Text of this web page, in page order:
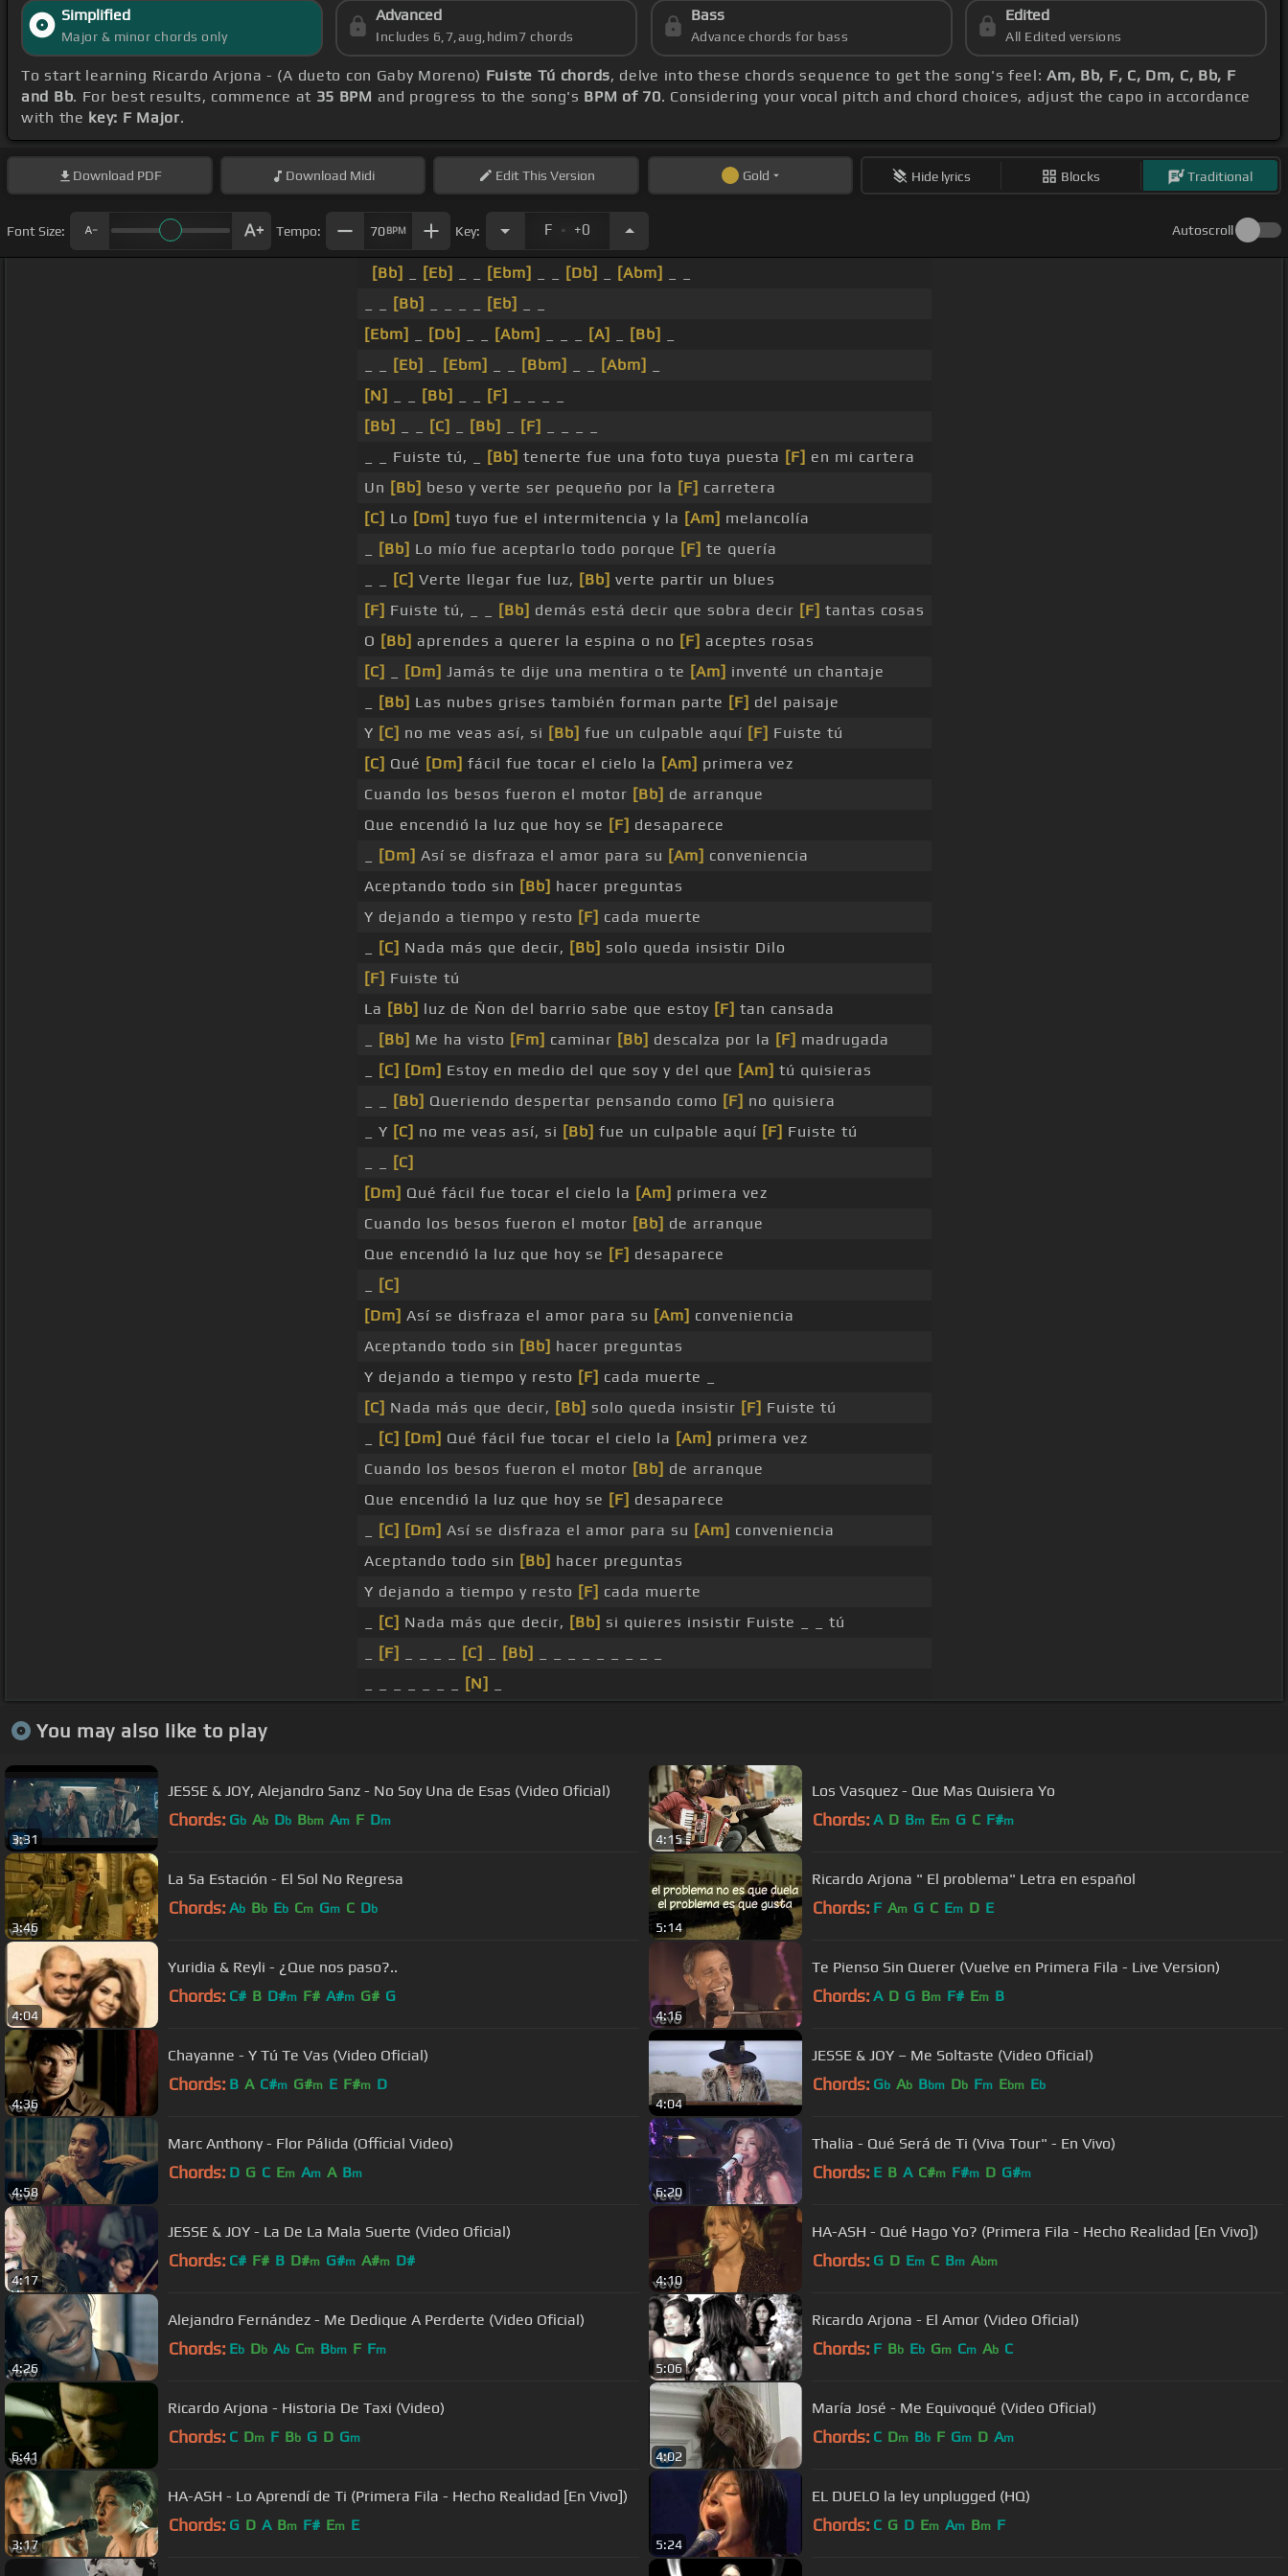
Simplified
Major & minor chords only
Advanced
Includes 6,7,aug,hdim7 chords
Bass
Advance chords for bass
Edited
All Edited versions
To start learning Ricardo Arjona - (A dueto con Gaby Moreno) Fuiste Tú chords, delve into these chords sequence to get the song's feel:Am, Bb, F, C, Dm, C, Bb, F
and Bb. For best results, commence at 35 BPM and progress to the song's BPM of 70. Considering your vocal pitch and chord choices, adjust the capo in accordance
with the key: F Major.
Download PDF Download Midi EditThis Version Gold Hide lyrics Blocks Traditional
Font Size: Tempo: 70BPM Key: F . +0 Autoscroll
[Bb] [Eb] [Ebm] [Db] [Abm]
[Bb] [Eb]
[Ebm]
[Db] [Abm] [A] [Bb]
[Eb] [Ebm] [Bbm] [Abm]
[N]
[Bb] [F]
[Bb]
[C] [Bb] [F]
_ _ Fuiste tú, _
[Bb] tenerte fue una foto tuya puesta [F] en mi cartera
Un [Bb] beso y verte ser pequeño por la [F] carretera
[C] Lo [Dm] tuyo fue el intermitencia y la [Am] melancolía
[Bb] Lo mío fue aceptarlo todo porque [F] te quería
[C] Verte llegar fue luz, [Bb] verte partir un blues
[F] Fuiste tú, _ _ [Bb] demás está decir que sobra decir [F] tantas cosas
O [Bb] aprendes a querer la espina o no [F] aceptes rosas
[C]
[Dm] Jamás te dije una mentira o te [Am] inventé un chantaje
[Bb] Las nubes grises también forman parte [F] del paisaje
Y [C] no me veas así, si [Bb] fue un culpable aquí [F] Fuiste tú
[C] Qué [Dm] fácil fue tocar el cielo la [Am] primera vez
Cuando los besos fueron el motor [Bb] de arranque
Que encendió la luz que hoy se [F] desaparece
[Dm] Así se disfraza el amor para su [Am] conveniencia
Aceptando todo sin [Bb] hacer preguntas
Y dejando a tiempo y resto [F] cada muerte
[C] Nada más que decir, [Bb] solo queda insistir Dilo
[F] Fuiste tú
La [Bb] luz de Ñon del barrio sabe que estoy [F] tan cansada
[Bb] Me ha visto [Fm] caminar [Bb] descalza por la [F] madrugada
[C] [Dm] Estoy en medio del que soy y del que [Am] tú quisieras
[Bb] Queriendo despertar pensando como [F] no quisiera
_ Y [C] no me veas así, si [Bb] fue un culpable aquí [F] Fuiste tú
[C]
[Dm] Qué fácil fue tocar el cielo la [Am] primera vez
Cuando los besos fueron el motor [Bb] de arranque
Que encendió la luz que hoy se [F] desaparece
[C]
[Dm] Así se disfraza el amor para su [Am] conveniencia
Aceptando todo sin [Bb] hacer preguntas
Y dejando a tiempo y resto [F] cada muerte _
[C] Nada más que decir, [Bb] solo queda insistir [F] Fuiste tú
[C] [Dm] Qué fácil fue tocar el cielo la [Am] primera vez
Cuando los besos fueron el motor [Bb] de arranque
Que encendió la luz que hoy se [F] desaparece
[C] [Dm] Así se disfraza el amor para su [Am] conveniencia
Aceptando todo sin [Bb] hacer preguntas
Y dejando a tiempo y resto [F] cada muerte
[C] Nada más que decir, [Bb] si quieres insistir Fuiste _ _ tú
[F] [C] [Bb]
[N]
You may also like to play
3:31
JESSE & JOY, Alejandro Sanz - No Soy Una de Esas (Video Oficial)
Chords: Gb Ab Db Bbm Am F Dm
4:15
Los Vasquez - Que Mas Quisiera Yo
Chords: A D Bm Em G C F#m
3:46
La 5a Estación - El Sol No Regresa
Chords: Ab Bb Eb Cm Gm C Db
5:14
Ricardo Arjona " El problema" Letra en español
Chords: F Am G C Em D E
4:04
Yuridia & Reyli - ¿Que nos paso?..
Chords: C# B D#m F# A#m G# G
4:16
Te Pienso Sin Querer (Vuelve en Primera Fila - Live Version)
Chords: A D G Bm F# Em B
4:36
Chayanne - Y Tú Te Vas (Video Oficial)
Chords: B A C#m G#m E F#m D
4:04
JESSE & JOY – Me Soltaste (Video Oficial)
Chords: Gb Ab Bbm Db Fm Ebm Eb
4:58
Marc Anthony - Flor Pálida (Official Video)
Chords: D G C Em Am A Bm
6:20
Thalia - Qué Será de Ti (Viva Tour" - En Vivo)
Chords: E B A C#m F#m D G#m
4:17
JESSE & JOY - La De La Mala Suerte (Video Oficial)
Chords: C# F# B D#m G#m A#m D#
4:10
HA-ASH - Qué Hago Yo? (Primera Fila - Hecho Realidad [En Vivo])
Chords: G D Em C Bm Abm
4:26
Alejandro Fernández - Me Dedique A Perderte (Video Oficial)
Chords: Eb Db Ab Cm Bbm F Fm
5:06
Ricardo Arjona - El Amor (Video Oficial)
Chords: F Bb Eb Gm Cm Ab C
6:41
Ricardo Arjona - Historia De Taxi (Video)
Chords: C Dm F Bb G D Gm
4:02
María José - Me Equivoqué (Video Oficial)
Chords: C Dm Bb F Gm D Am
3:17
HA-ASH - Lo Aprendí de Ti (Primera Fila - Hecho Realidad [En Vivo])
Chords: G D A Bm F# Em E
5:24
EL DUELO la ley unplugged (HQ)
Chords: C G D Em Am Bm F